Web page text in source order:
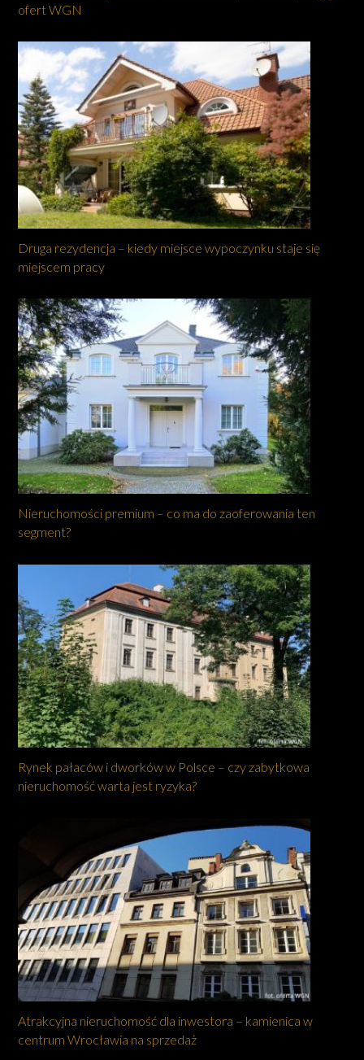
ofert WGN
Druga rezydencja – kiedy miejsce wypoczynku staje się
miejscem pracy
Nieruchomości premium – co ma do zaoferowania ten
segment?
Rynek pałaców i dworków w Polsce – czy zabytkowa
nieruchomość warta jest ryzyka?
Atrakcyjna nieruchomość dla inwestora – kamienica w
centrum Wrocławia na sprzedaż